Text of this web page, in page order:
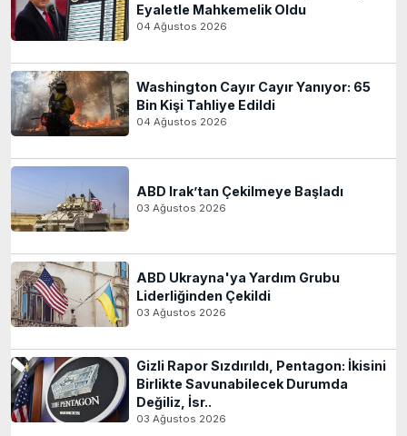
Eyaletle Mahkemelik Oldu
04 Ağustos 2026
Washington Cayır Cayır Yanıyor: 65
Bin Kişi Tahliye Edildi
04 Ağustos 2026
ABD Irak’tan Çekilmeye Başladı
03 Ağustos 2026
ABD Ukrayna'ya Yardım Grubu
Liderliğinden Çekildi
03 Ağustos 2026
Gizli Rapor Sızdırıldı, Pentagon: İkisini
Birlikte Savunabilecek Durumda
Değiliz, İsr..
03 Ağustos 2026